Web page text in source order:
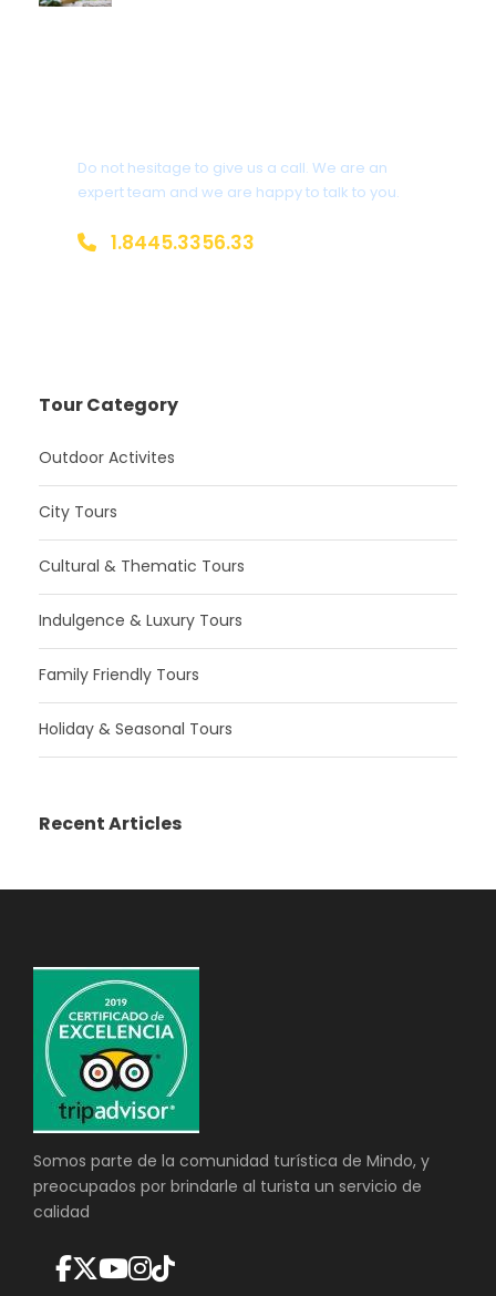
Do not hesitage to give us a call. We are an
expert team and we are happy to talk to you.
1.8445.3356.33
Tour Category
Outdoor Activites
City Tours
Cultural & Thematic Tours
Indulgence & Luxury Tours
Family Friendly Tours
Holiday & Seasonal Tours
Recent Articles
Somos parte de la comunidad turística de Mindo, y
preocupados por brindarle al turista un servicio de
calidad